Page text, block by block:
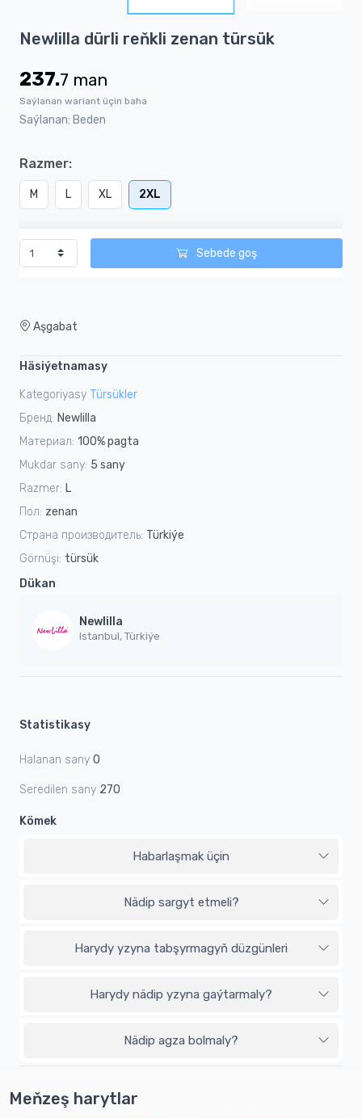
1
6
Newlilla dürli reňkli zenan türsük
237.7 man
Saýlanan wariant üçin baha
Saýlanan: Beden
Razmer:
M L XL 2XL
Sebede goş
Aşgabat
Häsiýetnamasy
Kategoriyasy Türsükler
Бренд: Newlilla
Материал: 100% pagta
Mukdar sany: 5 sany
Razmer: L
Пол: zenan
Страна производитель: Türkiýe
Görnüşi: türsük
Dükan
Newlilla
Istanbul, Türkiýe
Statistikasy
Halanan sany 0
Seredilen sany 270
Kömek
Habarlaşmak üçin
Nädip sargyt etmeli?
Harydy yzyna tabşyrmagyň düzgünleri
Harydy nädip yzyna gaýtarmaly?
Nädip agza bolmaly?
Meňzeş harytlar